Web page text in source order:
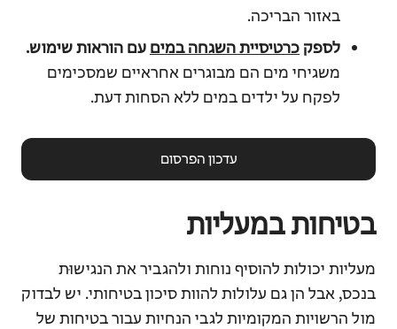
באזור הבריכה.
לספק כרטיסיית השגחה במים עם הוראות שימוש.
משגיחי מים הם מבוגרים אחראיים שמסכימים
לפקח על ילדים במים ללא הסחות דעת.
עדכון הפרסום
בטיחות במעליות
מעליות יכולות להוסיף נוחות ולהגביר את הנגישוּת
בנכס, אבל הן גם עלולות להוות סיכון בטיחותי. יש לבדוק
מול הרשויות המקומיות לגבי הנחיות עבור בטיחות של